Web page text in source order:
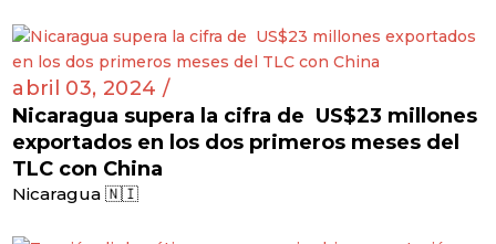
abril 03, 2024 /
Nicaragua supera la cifra de US$23 millones
exportados en los dos primeros meses del
TLC con China
Nicaragua 🇳🇮